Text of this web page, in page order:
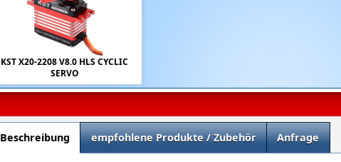
KST X20-2208 V8.0 HLS CYCLIC
SERVO
Beschreibung empfohlene Produkte / Zubehör Anfrage